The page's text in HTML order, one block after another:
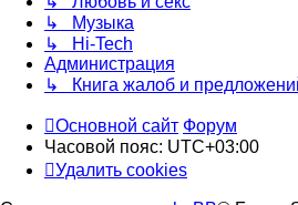
↳ Музыка
↳ Hi-Tech
Администрация
↳ Книга жалоб и
Основной сайт Форум
Часовой пояс: UTC+03:00
Удалить cookies